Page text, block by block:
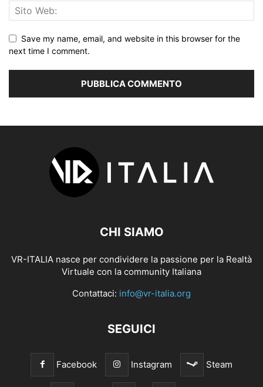
Save my name, email, and website in this browser for the
next time I comment.
CHI SIAMO
VR-ITALIA nasce per condividere la passione per la Realtà
Virtuale con la community Italiana
Contattaci: info@vr-italia.org
SEGUICI
Facebook Instagram Steam